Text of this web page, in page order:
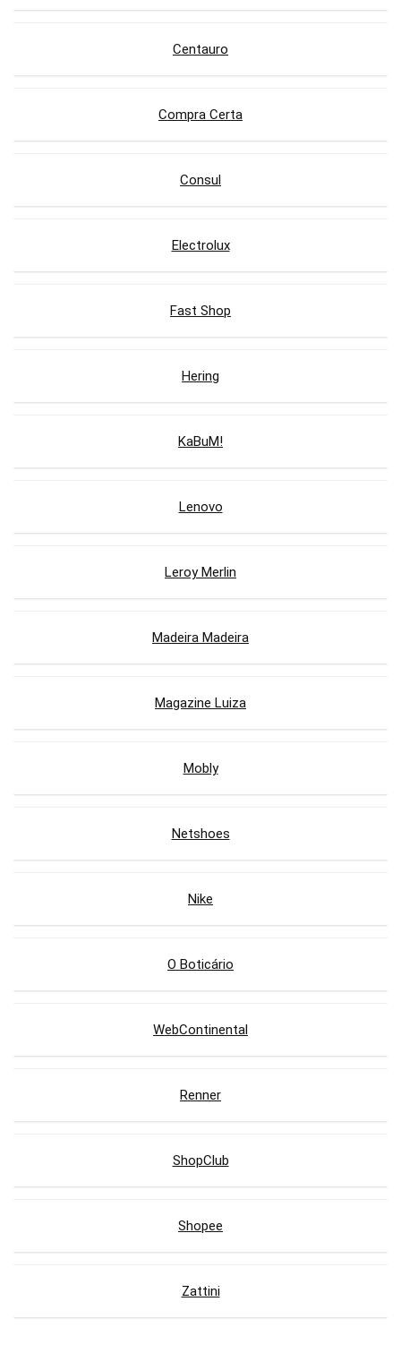
Centauro
Compra Certa
Consul
Electrolux
Fast Shop
Hering
KaBuM!
Lenovo
Leroy Merlin
Madeira Madeira
Magazine Luiza
Mobly
Netshoes
Nike
O Boticário
WebContinental
Renner
ShopClub
Shopee
Zattini